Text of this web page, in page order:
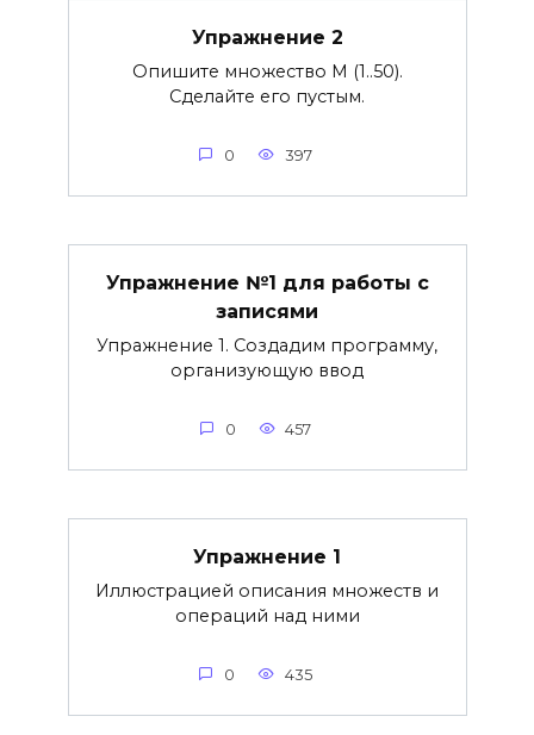
Упражнение 2
Опишите множество М (1..50).
Сделайте его пустым.
0 397
Упражнение №1 для работы с
записями
Упражнение 1. Создадим программу,
организующую ввод
0 457
Упражнение 1
Иллюстрацией описания множеств и
операций над ними
0 435